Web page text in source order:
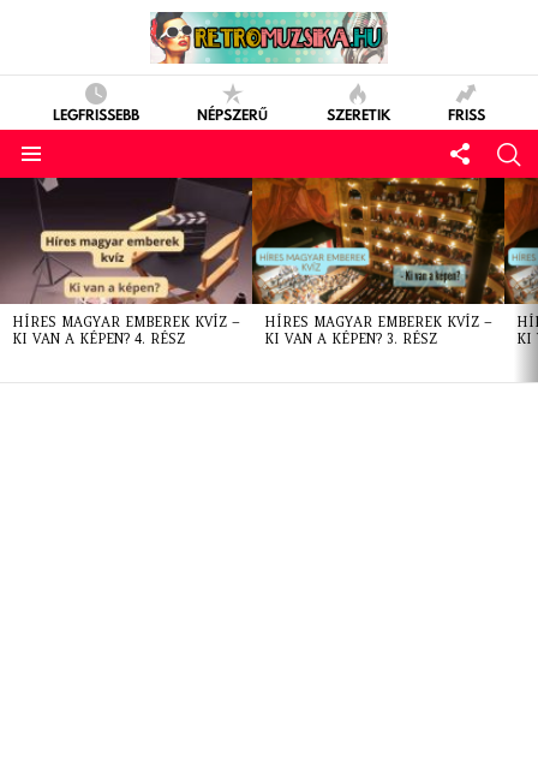
LEGFRISSEBB NÉPSZERŰ SZERETIK FRISS
LATEST
STORIES
HÍRES MAGYAR EMBEREK KVÍZ –
KI VAN A KÉPEN? 4. RÉSZ
HÍRES MAGYAR EMBEREK KVÍZ –
KI VAN A KÉPEN? 3. RÉSZ
KI